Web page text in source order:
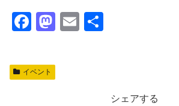
F
c
e
M
E
イベント
シェアする